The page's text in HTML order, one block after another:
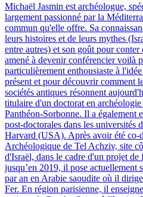
Michaël Jasmin est archéologue,
largement passionné par la
commun qu'elle offre. Sa
leurs histoires et de leurs mythes
entre autres) et son goût pour
amené à devenir conférencier voilà
particulièrement enthousiaste à
présent et pour découvrir comment
sociétés antiques résonnent
titulaire d'un doctorat en
Panthéon-Sorbonne. Il a également
post-doctorales dans les universités
Harvard (USA). Après avoir été co-
Archéologique de Tel Achziv, site
d'Israël, dans le cadre d'un projet
jusqu’en 2019, il pose actuellement
par an en Arabie saoudite où il
Fer. En région parisienne, il